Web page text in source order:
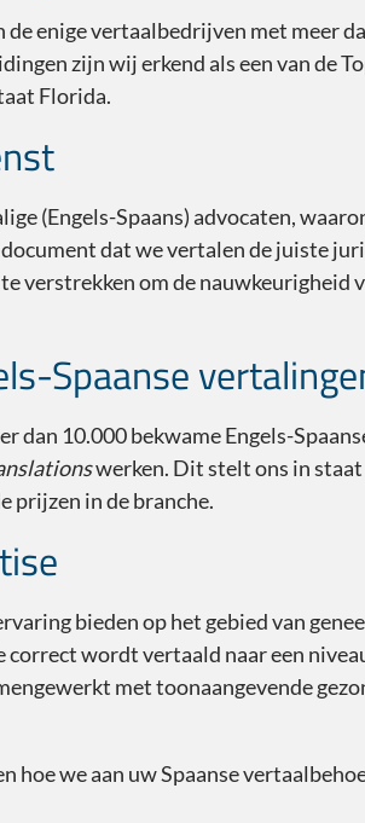
de enige vertaalbedrijven met meer
zijn wij erkend als een van de
Florida.
(Engels-Spaans) advocaten,
dat we vertalen de juiste
om de nauwkeurigheid
Spaanse
dan 10.000 bekwame Engels-
werken. Dit stelt ons in staat
prijzen in de branche.
bieden op het gebied van
wordt vertaald naar een
met toonaangevende
hoe we aan uw Spaanse